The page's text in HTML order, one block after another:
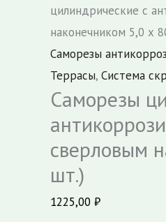
цилиндрические с
наконечником 5,0 х
Саморезы
Террасы, Система
Саморезы
сверловым
шт.)
1225,00 ₽